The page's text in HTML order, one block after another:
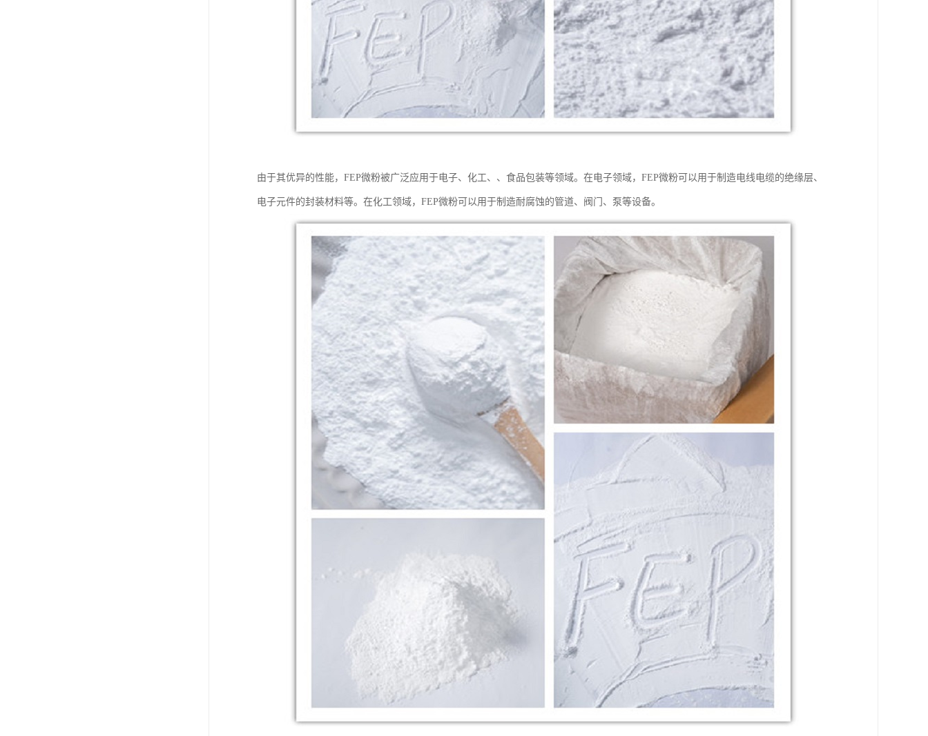
由于其优异的性能，FEP微粉被广泛应用于电子、化工、、食品包装等领域。在电子领域，FEP微粉可以用于制造电线电缆的绝缘层、
电子元件的封装材料等。在化工领域，FEP微粉可以用于制造耐腐蚀的管道、阀门、泵等设备。